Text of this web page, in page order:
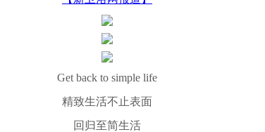
Get back to simple life
精致生活不止表面
回归至简生活